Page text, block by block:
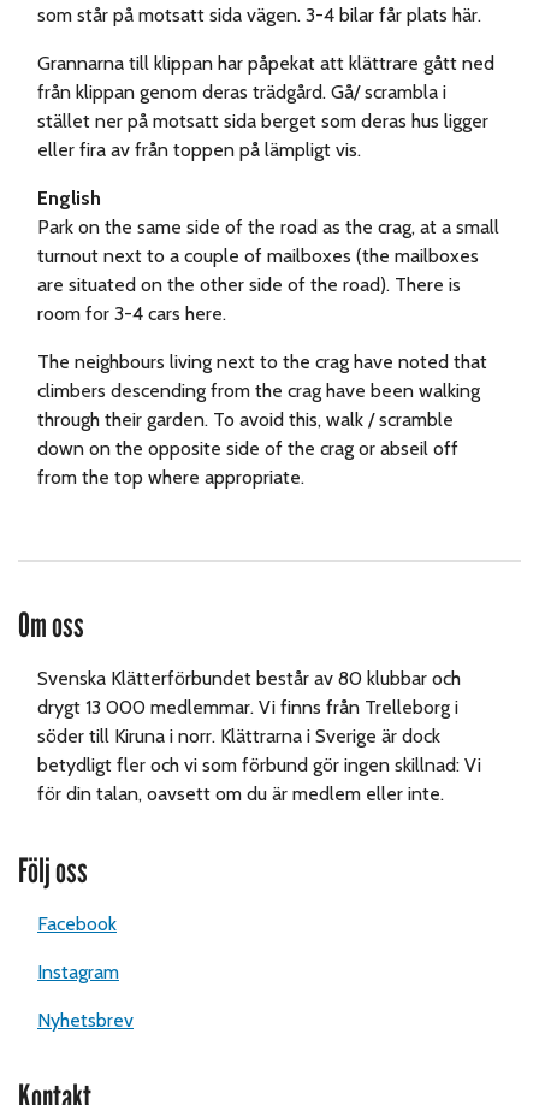
som står på motsatt sida vägen. 3-4 bilar får plats här.
Grannarna till klippan har påpekat att klättrare gått ned
från klippan genom deras trädgård. Gå/ scrambla i
stället ner på motsatt sida berget som deras hus ligger
eller fira av från toppen på lämpligt vis.
English
Park on the same side of the road as the crag, at a small
turnout next to a couple of mailboxes (the mailboxes
are situated on the other side of the road). There is
room for 3-4 cars here.
The neighbours living next to the crag have noted that
climbers descending from the crag have been walking
through their garden. To avoid this, walk / scramble
down on the opposite side of the crag or abseil off
from the top where appropriate.
Om oss
Svenska Klätterförbundet består av 80 klubbar och
drygt 13 000 medlemmar. Vi finns från Trelleborg i
söder till Kiruna i norr. Klättrarna i Sverige är dock
betydligt fler och vi som förbund gör ingen skillnad: Vi
för din talan, oavsett om du är medlem eller inte.
Följ oss
Facebook
Instagram
Nyhetsbrev